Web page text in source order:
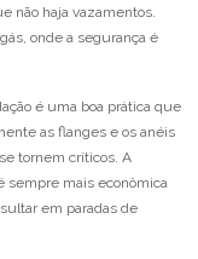
não haja vazamentos.
onde a segurança é
é uma boa prática que
as flanges e os anéis
tornem críticos. A
sempre mais econômica
em paradas de